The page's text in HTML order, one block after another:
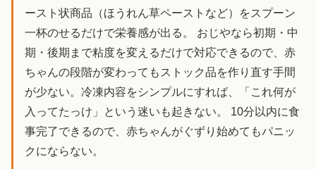
ースト状商品（ほうれん草ペーストなど）をスプーン
一杯のせるだけで栄養感が出る。 おじやなら初期・中
期・後期まで粘度を変えるだけで対応できるので、赤
ちゃんの段階が変わってもストック品を作り直す手間
が少ない。冷凍内容をシンプルにすれば、「これ何が
入ってたっけ」という迷いも起きない。 10分以内に食
事完了できるので、赤ちゃんがぐずり始めてもパニッ
クにならない。